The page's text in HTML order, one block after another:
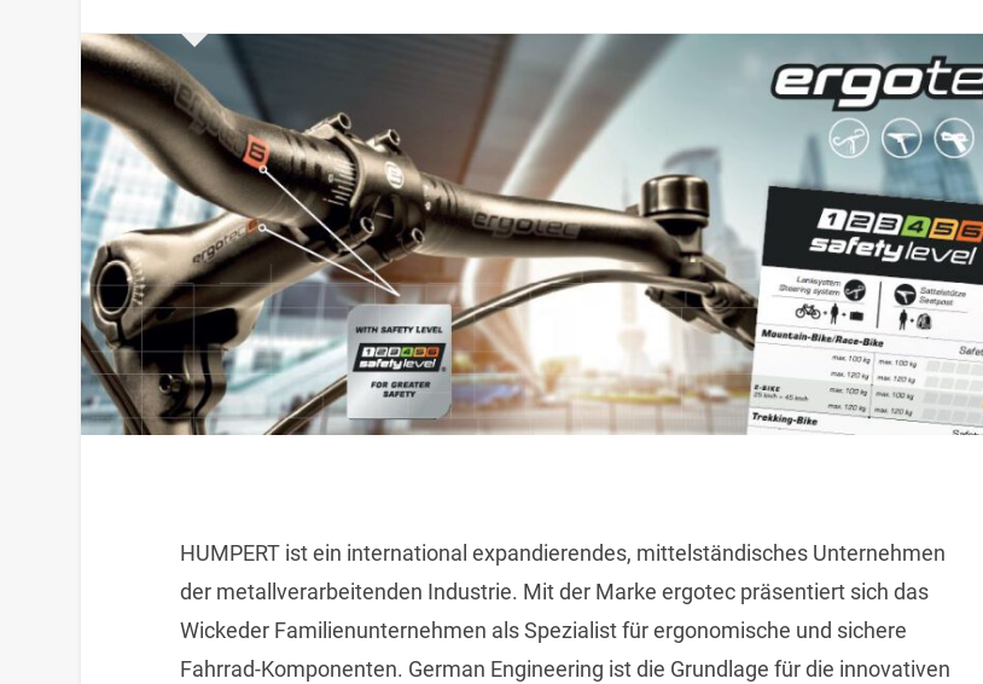
HUMPERT ist ein international expandierendes, mittelständisches Unternehmen
der metallverarbeitenden Industrie. Mit der Marke ergotec präsentiert sich das
Wickeder Familienunternehmen als Spezialist für ergonomische und sichere
Fahrrad-Komponenten. German Engineering ist die Grundlage für die innovativen